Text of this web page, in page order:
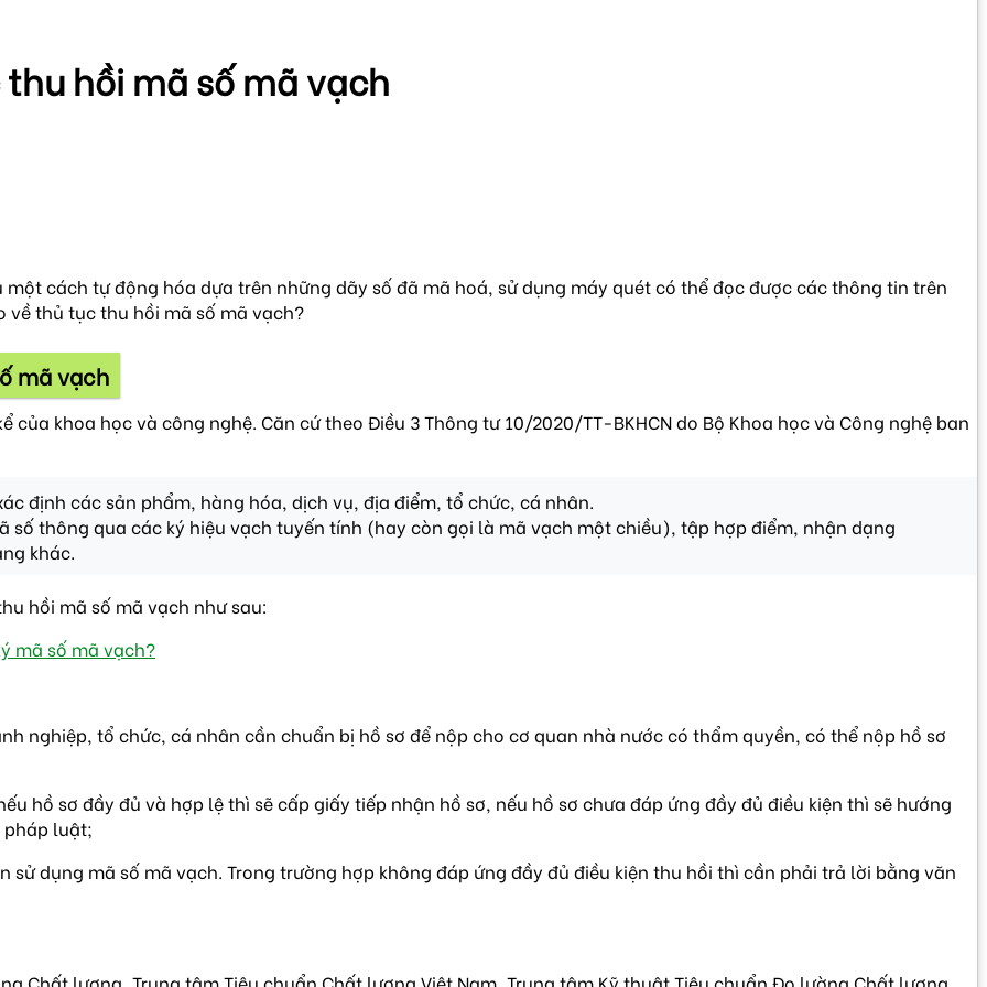
hồi mã số mã vạch
cách tự động hóa dựa trên những dãy số đã mã hoá, sử dụng máy quét có thể đọc được các thông tin trên
về thủ tục thu hồi mã số mã vạch?
mã vạch
khoa học và công nghệ. Căn cứ theo Điều 3 Thông tư 10/2020/TT-BKHCN do Bộ Khoa học và Công nghệ ban
định các sản phẩm, hàng hóa, dịch vụ, địa điểm, tổ chức, cá nhân.
thông qua các ký hiệu vạch tuyến tính (hay còn gọi là mã vạch một chiều), tập hợp điểm, nhận dạng
khác.
hồi mã số mã vạch như sau:
mã số mã vạch?
nghiệp, tổ chức, cá nhân cần chuẩn bị hồ sơ để nộp cho cơ quan nhà nước có thẩm quyền, có thể nộp hồ sơ
hồ sơ đầy đủ và hợp lệ thì sẽ cấp giấy tiếp nhận hồ sơ, nếu hồ sơ chưa đáp ứng đầy đủ điều kiện thì sẽ hướng
pháp luật;
dụng mã số mã vạch. Trong trường hợp không đáp ứng đầy đủ điều kiện thu hồi thì cần phải trả lời bằng văn
Chất lượng, Trung tâm Tiêu chuẩn Chất lượng Việt Nam, Trung tâm Kỹ thuật Tiêu chuẩn Đo lường Chất lượng,